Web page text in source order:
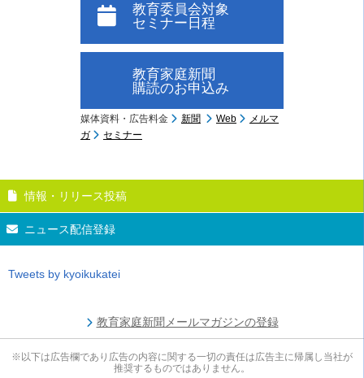
教育委員会対象
セミナー日程
教育家庭新聞
購読のお申込み
媒体資料・広告料金 新聞 Web
メルマ
ガ
セミナー
情報・リリース投稿
ニュース配信登録
Tweets by kyoikukatei
教育家庭新聞メールマガジンの登録
※以下は広告欄であり広告の内容に関する一切の責任は広告主に帰属し当社が
推奨するものではありません。